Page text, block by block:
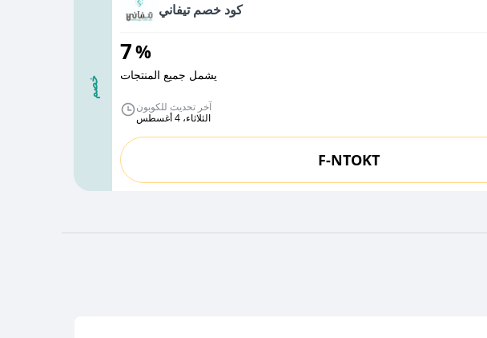
خصم
كود خصم تيفاني
7%
يشمل جميع المنتجات
آخر تحديث للكوبون
الثلاثاء، 4 أغسطس
F-NTOKT